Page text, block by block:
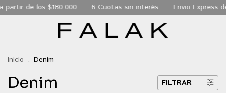
de los $180.000 6 Cuotas sin interés Envio Express
Inicio . Denim
Denim FILTRAR